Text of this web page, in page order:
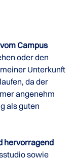
Campus
oder den
Unterkunft
da der
angenehm
als guten
hervorragend
sowie